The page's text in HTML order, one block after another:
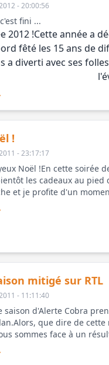
- 20:00:56
fini ...
2012 !Cette année a
fêté les 15 ans de
a diverti avec ses
!
- 23:17:17
Noël !En cette soirée
les cadeaux au
et je profite d'un
mitigé sur RTL
- 11:11:40
saison d'Alerte Cobra
que dire de
sommes face à un